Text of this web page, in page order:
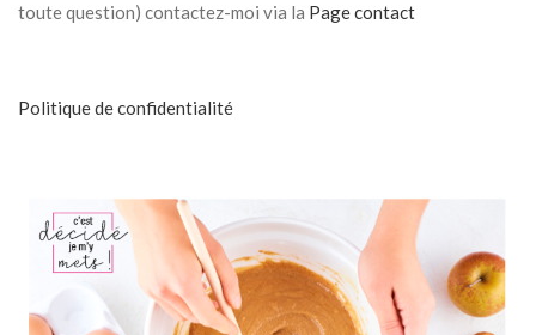
toute question) contactez-moi via la Page contact
Politique de confidentialité